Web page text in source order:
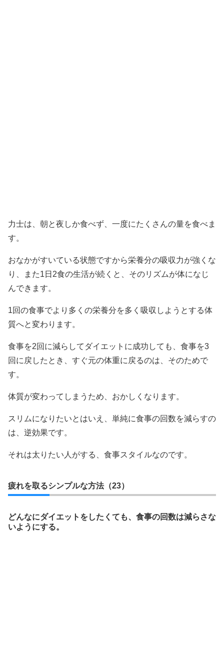
力士は、朝と夜しか食べず、一度にたくさんの量を食べま
す。
おなかがすいている状態ですから栄養分の吸収力が強くな
り、また1日2食の生活が続くと、そのリズムが体になじ
んできます。
1回の食事でより多くの栄養分を多く吸収しようとする体
質へと変わります。
食事を2回に減らしてダイエットに成功しても、食事を3
回に戻したとき、すぐ元の体重に戻るのは、そのためで
す。
体質が変わってしまうため、おかしくなります。
スリムになりたいとはいえ、単純に食事の回数を減らすの
は、逆効果です。
それは太りたい人がする、食事スタイルなのです。
疲れを取るシンプルな方法（23）
どんなにダイエットをしたくても、食事の回数は減らさな
いようにする。